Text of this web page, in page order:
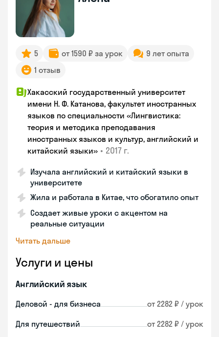
5 от 1590 ₽ за урок
9 лет опыта
1 отзыв
Хакасский государственный университет
имени Н. Ф. Катанова, факультет иностранных
языков по специальности «Лингвистика:
теория и методика преподавания
иностранных языков и культур, английский и
китайский языки» • 2017 г.
Изучала английский и китайский языки в
университете
Жила и работала в Китае, что обогатило опыт
Создает живые уроки с акцентом на
реальные ситуации
Читать дальше
Услуги и цены
Английский язык
Деловой - для бизнеса от 2282 ₽ / урок
Для путешествий от 2282 ₽ / урок